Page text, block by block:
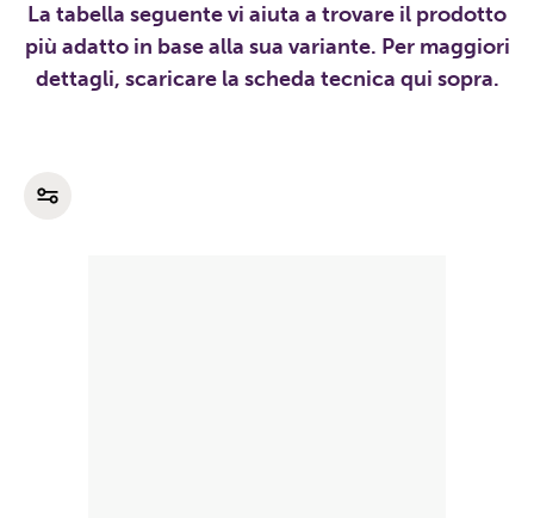
La tabella seguente vi aiuta a trovare il prodotto
più adatto in base alla sua variante. Per maggiori
dettagli, scaricare la scheda tecnica qui sopra.